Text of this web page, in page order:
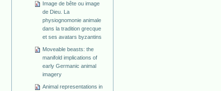
Image de bête ou image
de Dieu. La
physiognomonie animale
dans la tradition grecque
et ses avatars byzantins
Moveable beasts: the
manifold implications of
early Germanic animal
imagery
Animal representations in